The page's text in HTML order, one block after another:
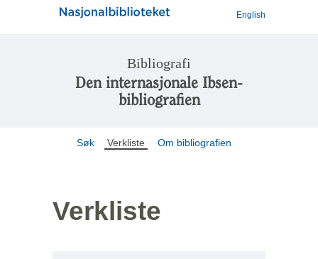
English
Bibliografi
Den internasjonale Ibsen-
bibliografien
Søk Verkliste Om bibliografien
Verkliste